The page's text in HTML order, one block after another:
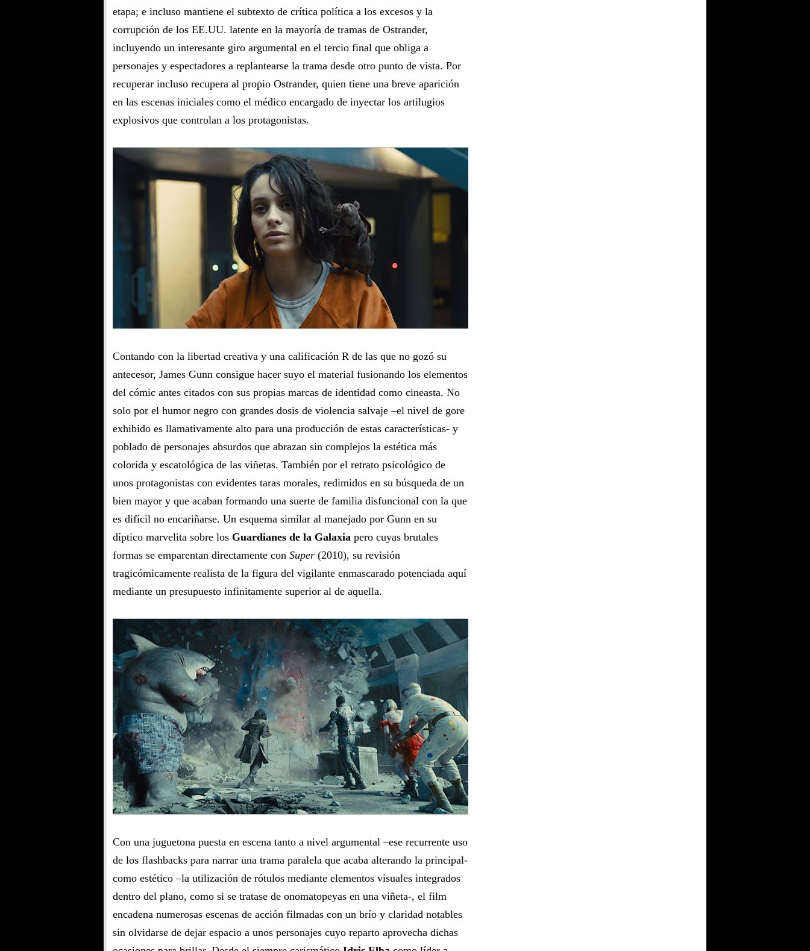
etapa; e incluso mantiene el subtexto de crítica política a los excesos y la
corrupción de los EE.UU. latente en la mayoría de tramas de Ostrander,
incluyendo un interesante giro argumental en el tercio final que obliga a
personajes y espectadores a replantearse la trama desde otro punto de vista. Por
recuperar incluso recupera al propio Ostrander, quien tiene una breve aparición
en las escenas iniciales como el médico encargado de inyectar los artilugios
explosivos que controlan a los protagonistas.
Contando con la libertad creativa y una calificación R de las que no gozó su
antecesor, James Gunn consigue hacer suyo el material fusionando los elementos
del cómic antes citados con sus propias marcas de identidad como cineasta. No
solo por el humor negro con grandes dosis de violencia salvaje –el nivel de gore
exhibido es llamativamente alto para una producción de estas características- y
poblado de personajes absurdos que abrazan sin complejos la estética más
colorida y escatológica de las viñetas. También por el retrato psicológico de
unos protagonistas con evidentes taras morales, redimidos en su búsqueda de un
bien mayor y que acaban formando una suerte de familia disfuncional con la que
es difícil no encariñarse. Un esquema similar al manejado por Gunn en su
díptico marvelita sobre los Guardianes de la Galaxia pero cuyas brutales
formas se emparentan directamente con Super (2010), su revisión
tragicómicamente realista de la figura del vigilante enmascarado potenciada aquí
mediante un presupuesto infinitamente superior al de aquella.
Con una juguetona puesta en escena tanto a nivel argumental –ese recurrente uso
de los flashbacks para narrar una trama paralela que acaba alterando la principal-
como estético –la utilización de rótulos mediante elementos visuales integrados
dentro del plano, como si se tratase de onomatopeyas en una viñeta-, el film
encadena numerosas escenas de acción filmadas con un brío y claridad notables
sin olvidarse de dejar espacio a unos personajes cuyo reparto aprovecha dichas